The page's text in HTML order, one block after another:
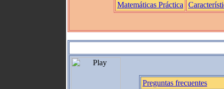
Matemáticas Práctica
Preguntas frecuentes